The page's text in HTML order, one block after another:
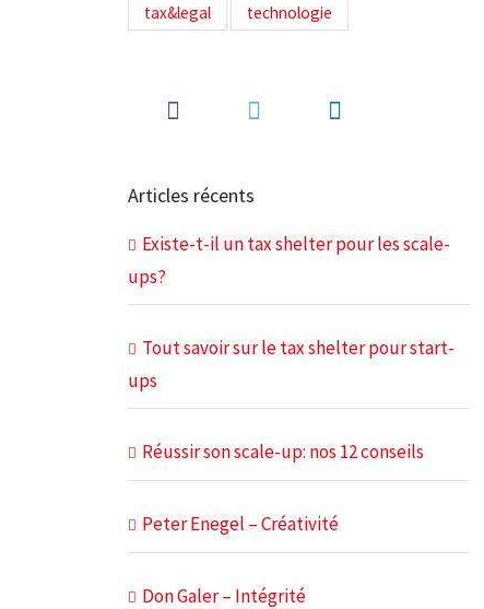
tax&legal
technologie
Articles récents
Existe-t-il un tax shelter pour les scale-
ups?
Tout savoir sur le tax shelter pour start-
ups
Réussir son scale-up: nos 12 conseils
Peter Enegel – Créativité
Don Galer – Intégrité